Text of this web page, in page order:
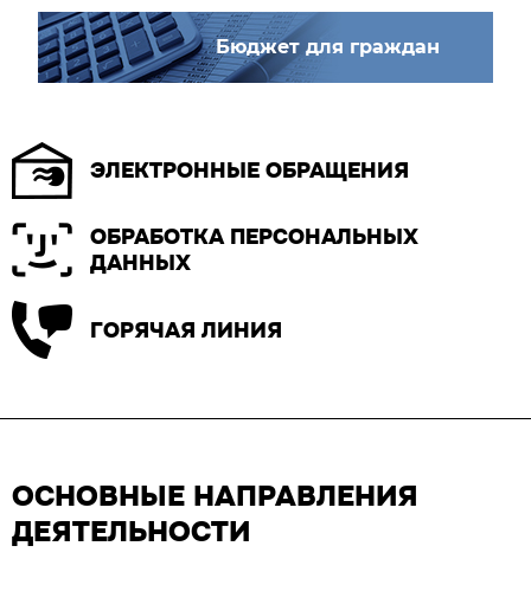
Бюджет для граждан
ЭЛЕКТРОННЫЕ ОБРАЩЕНИЯ
ОБРАБОТКА ПЕРСОНАЛЬНЫХ
ДАННЫХ
ГОРЯЧАЯ ЛИНИЯ
ОСНОВНЫЕ НАПРАВЛЕНИЯ
ДЕЯТЕЛЬНОСТИ